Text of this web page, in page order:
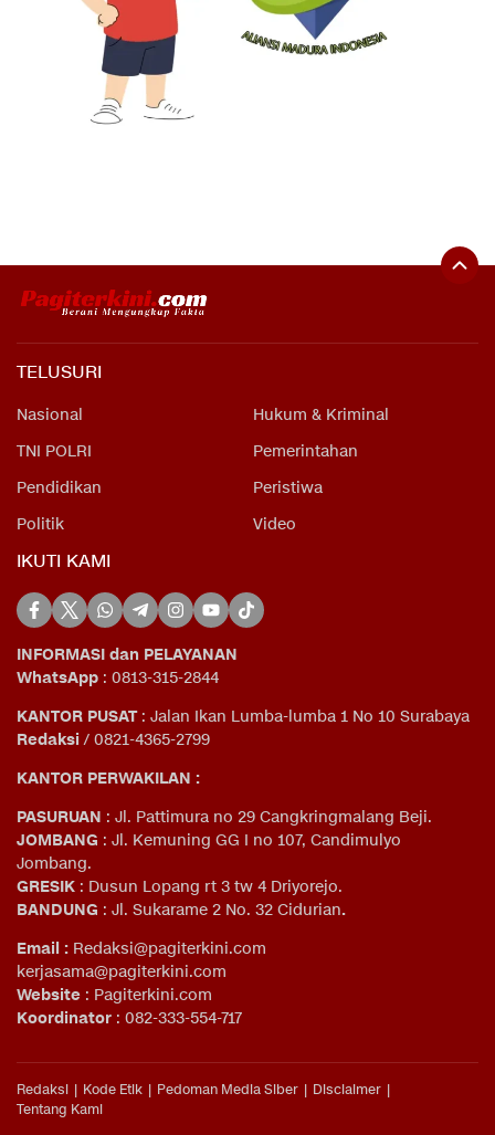
TELUSURI
Nasional
Hukum & Kriminal
TNI POLRI
Pemerintahan
Pendidikan
Peristiwa
Politik
Video
IKUTI KAMI
INFORMASI dan PELAYANAN
WhatsApp : 0813-315-2844
KANTOR PUSAT: Jalan Ikan Lumba-lumba 1 No 10 Surabaya
Redaksi / 0821-4365-2799
KANTOR PERWAKILAN :
PASURUAN : Jl. Pattimura no 29 Cangkringmalang Beji.
JOMBANG : Jl. Kemuning GG I no 107, Candimulyo
Jombang.
GRESIK : Dusun Lopang rt 3 tw 4 Driyorejo.
BANDUNG : Jl. Sukarame 2 No. 32 Cidurian.
Email : Redaksi@pagiterkini.com
kerjasama@pagiterkini.com
Website : Pagiterkini.com
Koordinator : 082-333-554-717
Redaksi Kode Etik Pedoman Media Siber
Disclaimer
Tentang Kami